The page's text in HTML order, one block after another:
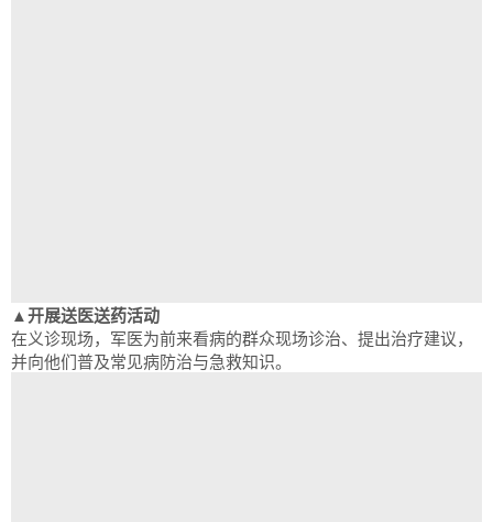
▲开展送医送药活动
在义诊现场，军医为前来看病的群众现场诊治、提出治疗建议，
并向他们普及常见病防治与急救知识。